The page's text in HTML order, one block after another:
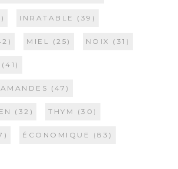
INRATABLE (39)
MIEL (25) NOIX (31)
(41)
(47)
(32) THYM (30)
ÉCONOMIQUE (83)